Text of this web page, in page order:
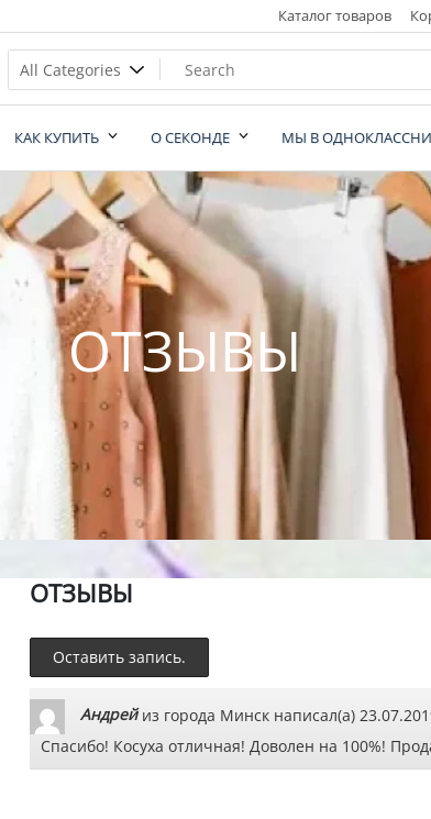
Каталог товаров
КАК КУПИТЬ О СЕКОНДЕ МЫ В
ОТЗЫВЫ
ОТЗЫВЫ
Андрей из города Минск написал(а)
Спасибо! Косуха отличная! Доволен на 100%!